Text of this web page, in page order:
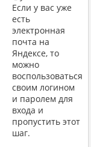
Если у вас уже
есть
электронная
почта на
Яндексе, то
можно
воспользоваться
своим логином
и паролем для
входа и
пропустить этот
шаг.